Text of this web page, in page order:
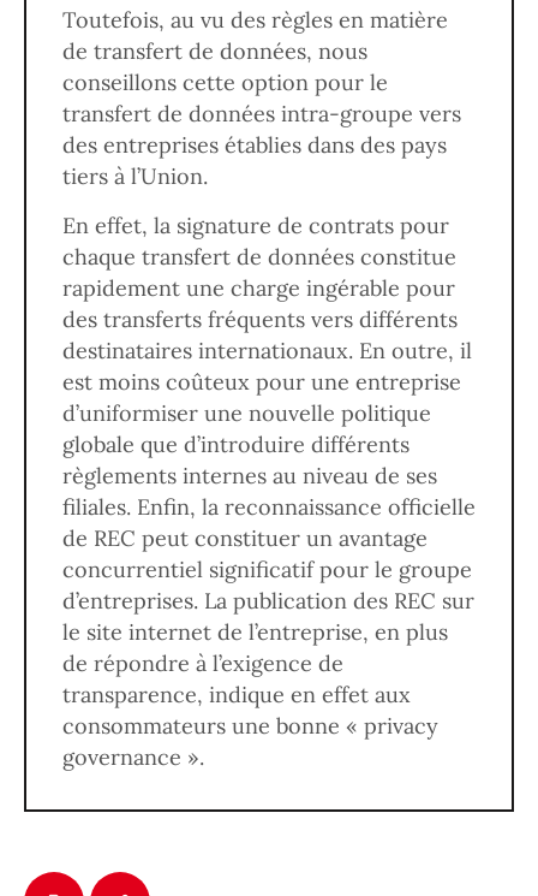
Toutefois, au vu des règles en matière
de transfert de données, nous
conseillons cette option pour le
transfert de données intra-groupe vers
des entreprises établies dans des pays
tiers à l’Union.
En effet, la signature de contrats pour
chaque transfert de données constitue
rapidement une charge ingérable pour
des transferts fréquents vers différents
destinataires internationaux. En outre, il
est moins coûteux pour une entreprise
d’uniformiser une nouvelle politique
globale que d’introduire différents
règlements internes au niveau de ses
filiales. Enfin, la reconnaissance officielle
de REC peut constituer un avantage
concurrentiel significatif pour le groupe
d’entreprises. La publication des REC sur
le site internet de l’entreprise, en plus
de répondre à l’exigence de
transparence, indique en effet aux
consommateurs une bonne « privacy
governance ».